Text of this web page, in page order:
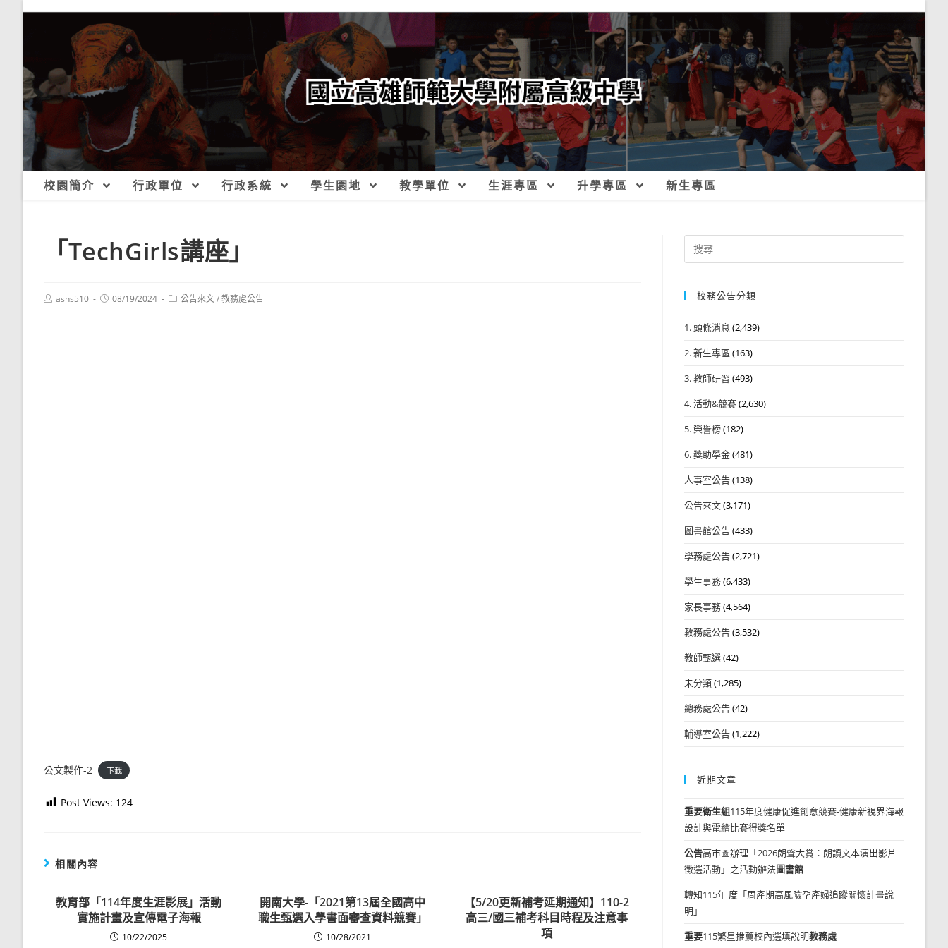
校園簡介 行政單位 行政系統 學生園地 教學單位 生涯專區 升學專區 新生專區
「TechGirls講座」
Postashs510
Post08/19/2024
Post公告來文/教務處公告
公文製作-2 下載
Post Views: 124
相關內容
教育部「114年度生涯影展」活動
實施計畫及宣傳電子海報
10/22/2025
開南大學-「2021第13屆全國高中
職生甄選入學書面審查資料競賽」
10/28/2021
【5/20更新補考延期通知】110-2
高三/國三補考科目時程及注意事
項
Search
for:
校務公告分類
1. 頭條消息 (2,439)
2. 新生專區 (163)
3. 教師研習 (493)
4. 活動&競賽(2,630)
5. 榮譽榜(182)
6. 獎助學金(481)
人事室公告(138)
公告來文(3,171)
圖書館公告(433)
學務處公告(2,721)
學生事務(6,433)
家長事務(4,564)
教務處公告(3,532)
教師甄選(42)
未分類(1,285)
總務處公告(42)
輔導室公告(1,222)
近期文章
重要衛生組115年度健康促進創意競賽-健康新視界海報
設計與電繪比賽得獎名單
公告高市圖辦理「2026朗聲大賞：朗讀文本演出影片
徵選活動」之活動辦法圖書館
轉知115年 度「周產期高風險孕產婦追蹤關懷計畫說
明」
重要115繁星推薦校內選填說明教務處